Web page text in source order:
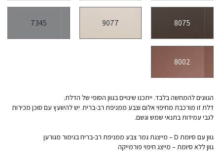
8075
9077
7345
8002
הגוונים להמחשה בלבד. ייתכנו שינויים בגוון הסופי של הדלת.
דלת זו מורכבת מחיפוי אלום וצבע ממניפת רב-בריח. יש להיוועץ עם סוכן מכירות
לגבי עמידות בתנאי שמש וגשם.
גוון עם סיומת D – מייצגת גמר צבע ממניפת רב-בריח בגימור מגורען
גוון ללא סיומת – מייצג חיפוי פורמייקה